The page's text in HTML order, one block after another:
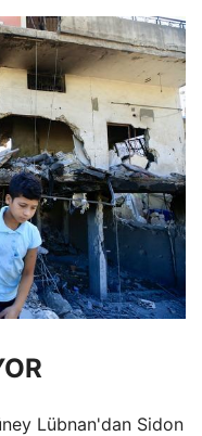
Lübnan'dan Sidon